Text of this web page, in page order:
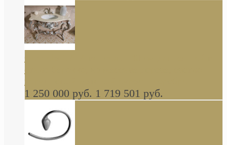
стиле барокко, из массива дерева, светло
коричневый матовый окрас + серебро
1 250 000 руб. 1 719 501 руб.